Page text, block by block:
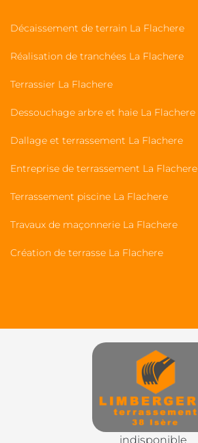
Décaissement de terrain La Flachere
Réalisation de tranchées La Flachere
Terrassier La Flachere
Dessouchage arbre et haie La Flachere
Dallage et terrassement La Flachere
Entreprise de terrassement La Flachere
Terrassement piscine La Flachere
Travaux de maçonnerie La Flachere
Création de terrasse La Flachere
indisponible